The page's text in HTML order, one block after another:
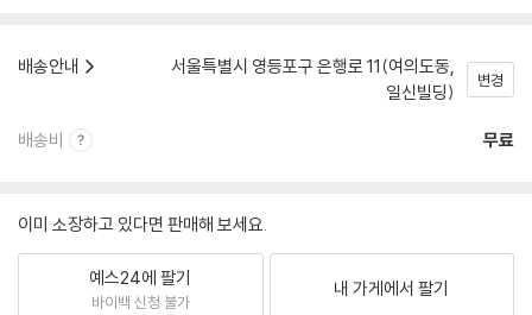
배송안내
서울특별시 영등포구 은행로 11(여의도동,
일신빌딩)
변경
배송비 무료
이미 소장하고 있다면 판매해 보세요.
예스24에 팔기
바이백 신청 불가
내 가게에서 팔기